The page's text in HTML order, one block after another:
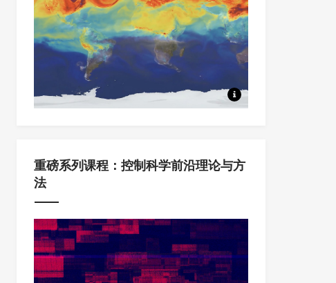
本系列课程中，将从Koopman
重磅系列课程：控制科学前沿理论与方
法